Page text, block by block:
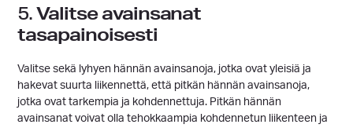
5.Valitse avainsanat
tasapainoisesti
Valitse sekä lyhyen hännän avainsanoja, jotka ovat yleisiä ja
hakevat suurta liikennettä, että pitkän hännän avainsanoja,
jotka ovat tarkempia ja kohdennettuja. Pitkän hännän
avainsanat voivat olla tehokkaampia kohdennetun liikenteen ja